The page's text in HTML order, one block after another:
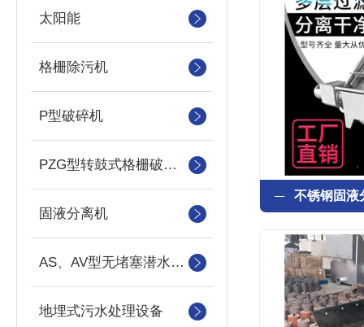
太阳能
格栅除污机
P型破碎机
PZG型转鼓式格栅破碎机
固液分离机
AS、AV型无堵塞潜水吸砂泵
地埋式污水处理设备